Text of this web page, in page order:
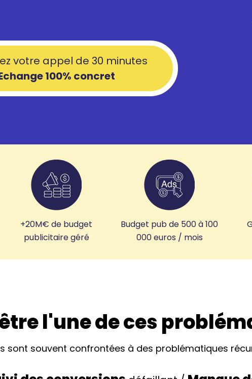
votre appel de 30 minutes
100% concret
+20M€ de budget
publicitaire géré
Budget pub de 500 à 100
000 euros / mois
l'une de ces
sont souvent confrontées à des problématiques